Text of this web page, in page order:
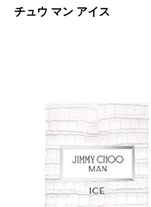
チュウ マン アイス